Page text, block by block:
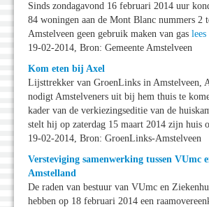
Sinds zondagavond 16 februari 2014 uur
84 woningen aan de Mont Blanc nummers 2
Amstelveen geen gebruik maken van gas lees
19-02-2014, Bron: Gemeente Amstelveen
Kom eten bij Axel
Lijsttrekker van GroenLinks in Amstelveen,
nodigt Amstelveners uit bij hem thuis te
kader van de verkiezingseditie van de
stelt hij op zaterdag 15 maart 2014 zijn huis
19-02-2014, Bron: GroenLinks-Amstelveen
Versteviging samenwerking tussen VUmc
Amstelland
De raden van bestuur van VUmc en
hebben op 18 februari 2014 een